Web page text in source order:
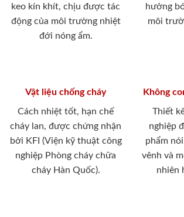
keo kín khít, chịu được tác
động của môi trường nhiệt
đới nóng ẩm.
hưởng
môi
Vật liệu chống cháy
Cách nhiệt tốt, hạn chế
cháy lan, được chứng nhận
bởi KFI (Viện kỹ thuật công
nghiệp Phòng cháy chữa
cháy Hàn Quốc).
Không
Thiết
nghiệp
phẩm
vênh và
nhiên